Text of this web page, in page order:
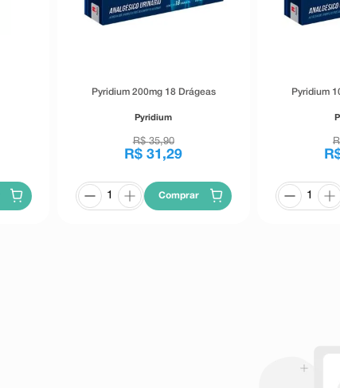
Pyridium 200mg 18 Drágeas
Pyridium
R$ 35,90
R$ 31 ,29
Comprar
Pyridium